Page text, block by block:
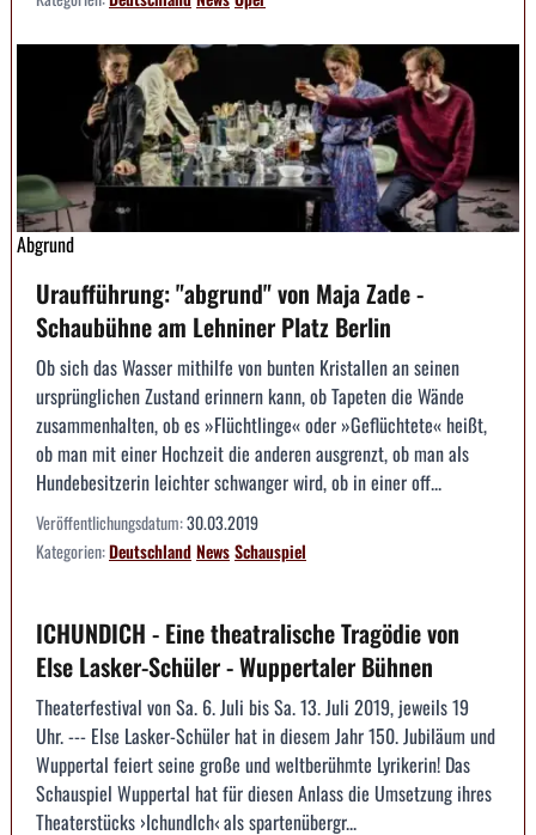
Abgrund
Uraufführung: "abgrund" von Maja Zade -
Schaubühne am Lehniner Platz Berlin
Ob sich das Wasser mithilfe von bunten Kristallen an seinen
ursprünglichen Zustand erinnern kann, ob Tapeten die Wände
zusammenhalten, ob es »Flüchtlinge« oder »Geflüchtete« heißt,
ob man mit einer Hochzeit die anderen ausgrenzt, ob man als
Hundebesitzerin leichter schwanger wird, ob in einer off...
Veröffentlichungsdatum:30.03.2019
Kategorien:DeutschlandNewsSchauspiel
ICHUNDICH - Eine theatralische Tragödie von
Else Lasker-Schüler - Wuppertaler Bühnen
Theaterfestival von Sa. 6. Juli bis Sa. 13. Juli 2019, jeweils 19
Uhr. --- Else Lasker-Schüler hat in diesem Jahr 150. Jubiläum und
Wuppertal feiert seine große und weltberühmte Lyrikerin! Das
Schauspiel Wuppertal hat für diesen Anlass die Umsetzung ihres
Theaterstücks ›IchundIch‹ als spartenübergr...